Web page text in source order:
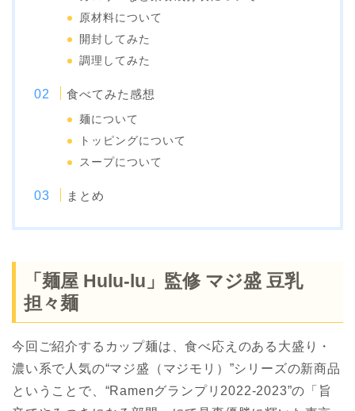
原材料について
開封してみた
調理してみた
食べてみた感想
麺について
トッピングについて
スープについて
まとめ
「麺屋 Hulu-lu」監修 マジ盛 豆乳
担々麺
今回ご紹介するカップ麺は、食べ応えのある大盛り・
濃い系で人気の“マジ盛（マジモリ）”シリーズの新商品
ということで、“Ramenグランプリ2022-2023”の「旨